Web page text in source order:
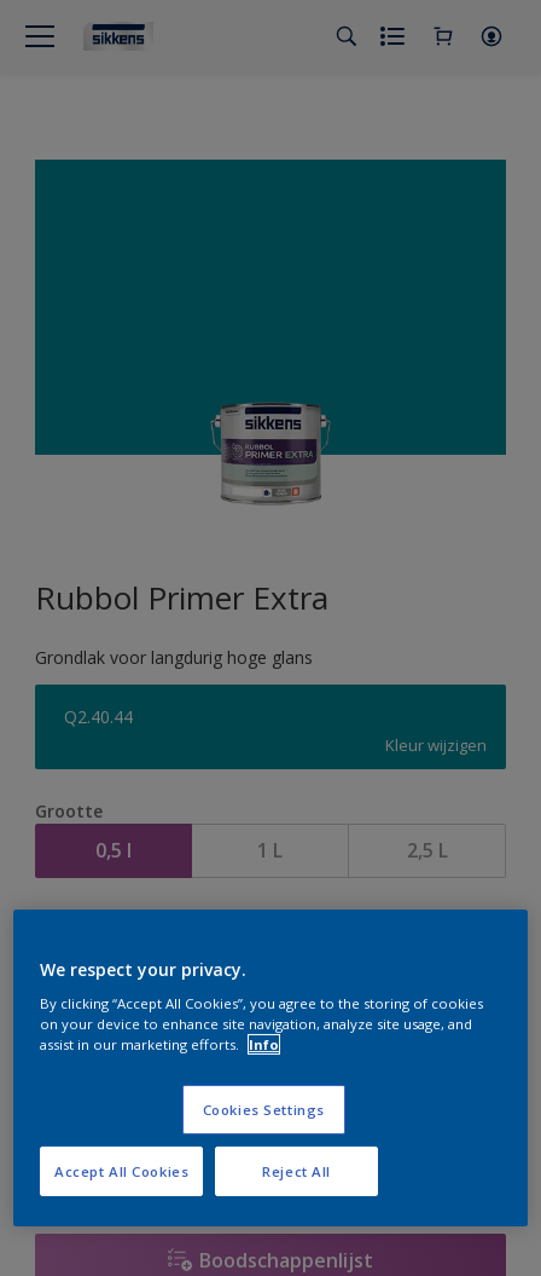
Rubbol Primer Extra
Grondlak voor langdurig hoge glans
Q2.40.44
Kleur wijzigen
Grootte
0,5 l 1 L 2,5 L
Op dit moment is het niet mogelijk dit product online
te bestellen. Houd de website in de gaten, we werken
er hard aan om de voorraad aan te vullen.
Boodschappenlijst
We respect your privacy.
By clicking “Accept All Cookies”, you agree to the storing of cookies
on your device to enhance site navigation, analyze site usage, and
assist in our marketing efforts.
Info
Cookies Settings
Reject All
Accept All Cookies